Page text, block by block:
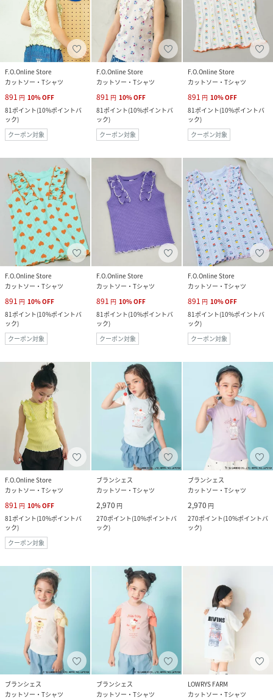
F.O.Online Store
カットソー・Tシャツ
891 円 10%OFF
81ポイント(10%ポイントバ
ック)
クーポン対象
F.O.Online Store
カットソー・Tシャツ
891 円 10%OFF
81ポイント(10%ポイントバ
ック)
クーポン対象
F.O.Online Store
カットソー・Tシャツ
891 円 10%OFF
81ポイント(10%ポイントバ
ック)
クーポン対象
F.O.Online Store
カットソー・Tシャツ
891 円 10%OFF
81ポイント(10%ポイントバ
ック)
クーポン対象
F.O.Online Store
カットソー・Tシャツ
891 円 10%OFF
81ポイント(10%ポイントバ
ック)
クーポン対象
F.O.Online Store
カットソー・Tシャツ
891 円 10%OFF
81ポイント(10%ポイントバ
ック)
クーポン対象
F.O.Online Store
カットソー・Tシャツ
891 円 10%OFF
81ポイント(10%ポイントバ
ック)
クーポン対象
ブランシェス
カットソー・Tシャツ
2,970 円
270ポイント(10%ポイントバ
ック)
ブランシェス
カットソー・Tシャツ
2,970 円
270ポイント(10%ポイントバ
ック)
ブランシェス
カットソー・Tシャツ
ブランシェス
カットソー・Tシャツ
LOWRYS FARM
カットソー・Tシャツ